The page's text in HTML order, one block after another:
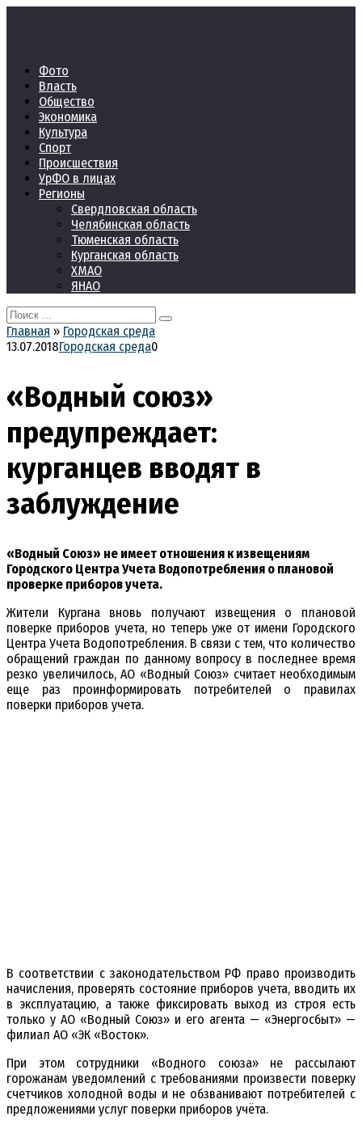
Фото
Власть
Общество
Экономика
Культура
Спорт
Происшествия
УрФО в лицах
Регионы
Свердловская область
Челябинская область
Тюменская область
Курганская область
ХМАО
ЯНАО
Search
for:
Главная » Городская среда
13.07.2018Городская среда0
«Водный союз»
предупреждает:
курганцев вводят в
заблуждение
«Водный Союз» не имеет отношения к извещениям
Городского Центра Учета Водопотребления о плановой
проверке приборов учета.
Жители Кургана вновь получают извещения о плановой
поверке приборов учета, но теперь уже от имени Городского
Центра Учета Водопотребления. В связи с тем, что количество
обращений граждан по данному вопросу в последнее время
резко увеличилось, АО «Водный Союз» считает необходимым
еще раз проинформировать потребителей о правилах
поверки приборов учета.
В соответствии с законодательством РФ право производить
начисления, проверять состояние приборов учета, вводить их
в эксплуатацию, а также фиксировать выход из строя есть
только у АО «Водный Союз» и его агента — «Энергосбыт» —
филиал АО «ЭК «Восток».
При этом сотрудники «Водного союза» не рассылают
горожанам уведомлений с требованиями произвести поверку
счетчиков холодной воды и не обзванивают потребителей с
предложениями услуг поверки приборов учёта.